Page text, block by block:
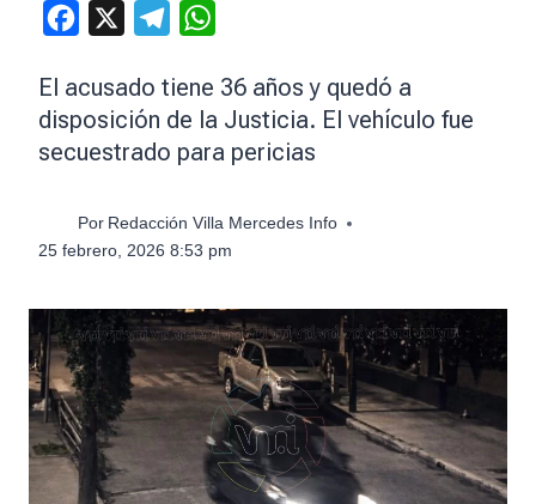
Facebook Telegram
El acusado tiene 36 años y quedó a
disposición de la Justicia. El vehículo fue
secuestrado para pericias
Por Redacción Villa Mercedes Info
25 febrero, 2026 8:53 pm